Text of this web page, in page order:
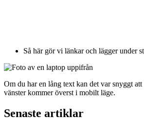
Så här gör vi länkar och lägger under
Om du har en lång text kan det var snyggt
vänster kommer överst i mobilt läge.
Senaste artiklar